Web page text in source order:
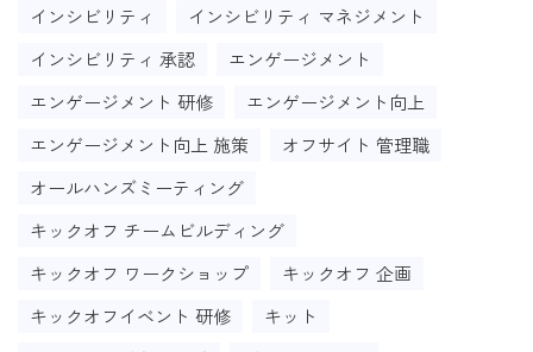
インシビリティ
インシビリティ マネジメント
インシビリティ 承認
エンゲージメント
エンゲージメント 研修
エンゲージメント向上
エンゲージメント向上 施策
オフサイト 管理職
オールハンズミーティング
キックオフ チームビルディング
キックオフ ワークショップ
キックオフ 企画
キックオフイベント 研修
キット